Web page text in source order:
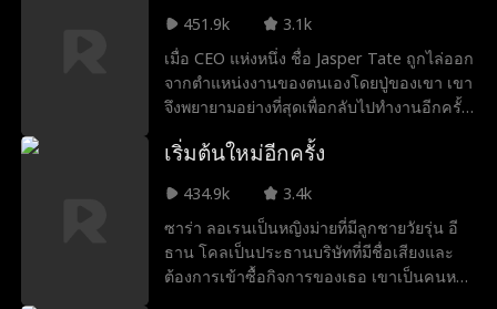
451.9k
3.1k
เมื่อ CEO แห่งหนึ่ง ชื่อ Jasper Tate ถูกไล่ออก
จากตำแหน่งงานของตนเองโดยปู่ของเขา เขา
จึงพยายามอย่างที่สุดเพื่อกลับไปทำงานอีกครั้ง
สาวใดก็ได้ และสาวคนนั้นก็คือ Khloe Adams
เธอ ไม่มีความรัก ไม่มีเพศสัมพันธ์ ไม่มีเชือก
เช้า แต่เมื่อ Khloe อยู่ในเตียงของ Jasper เขา
ก็เริ่มต้นรู้สึกว่าทุกสิ่งที่เขียนไว้ในสัญญาของ
พวกเขา... ถูกเขียนมาเพื่อที่จะถูกล้มเลิก
เริ่มต้นใหม่อีกครั้ง
434.9k
3.4k
ซาร่า ลอเรนเป็นหญิงม่ายที่มีลูกชายวัยรุ่น อี
ธาน โคลเป็นประธานบริษัทที่มีชื่อเสียงและ
ต้องการเข้าซื้อกิจการของเธอ เขาเป็นคนหยิ่ง